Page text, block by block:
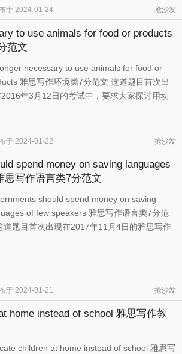
好、经济状况等。 雅思写作大作文题目
shopping habits ...
于 2024-01-24 抢沙发
to use animals for food or products
范文
necessary to use animals for food or
雅思写作环境类7分范文 这道题目首次出
年3月12日的考试中，要求大家探讨用动
低，但另一方面，就当前而言，讨论完全放
还为时过早。 雅思写作大 ...
于 2024-01-22 抢沙发
spend money on saving languages
思写作语言类7分范文
should spend money on saving
of few speakers 雅思写作语言类7分范
道题目首次出现在2017年11月4日的雅思写作
于 2024-01-21 抢沙发
home instead of school 雅思写作教
children at home instead of school 雅思写